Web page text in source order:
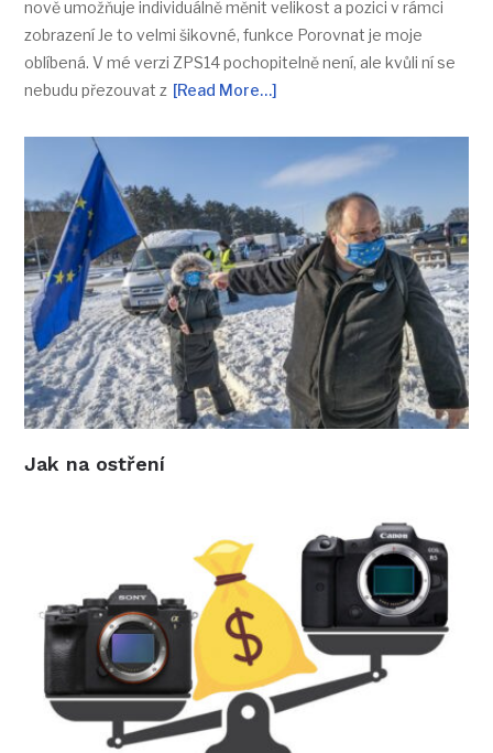
nově umožňuje individuálně měnit velikost a pozici v rámci
zobrazení Je to velmi šikovné, funkce Porovnat je moje
oblíbená. V mé verzi ZPS14 pochopitelně není, ale kvůli ní se
nebudu přezouvat z [Read More…]
Jak na ostření